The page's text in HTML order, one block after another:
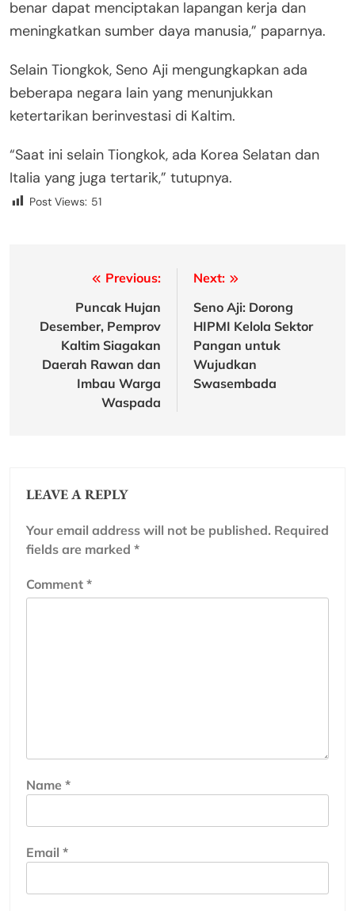
benar dapat menciptakan lapangan kerja dan
meningkatkan sumber daya manusia,” paparnya.
Selain Tiongkok, Seno Aji mengungkapkan ada
beberapa negara lain yang menunjukkan
ketertarikan berinvestasi di Kaltim.
“Saat ini selain Tiongkok, ada Korea Selatan dan
Italia yang juga tertarik,” tutupnya.
Post Views: 51
navigation
Previous:
Puncak Hujan
Desember, Pemprov
Kaltim Siagakan
Daerah Rawan dan
Imbau Warga
Waspada
Next:
Seno Aji: Dorong
HIPMI Kelola Sektor
Pangan untuk
Wujudkan
Swasembada
LEAVE A REPLY
Your email address will not be published. Required
fields are marked *
Comment *
Name *
Email *